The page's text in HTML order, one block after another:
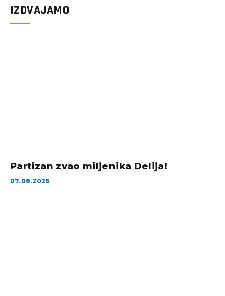
IZDVAJAMO
Partizan zvao miljenika Delija!
07.08.2026